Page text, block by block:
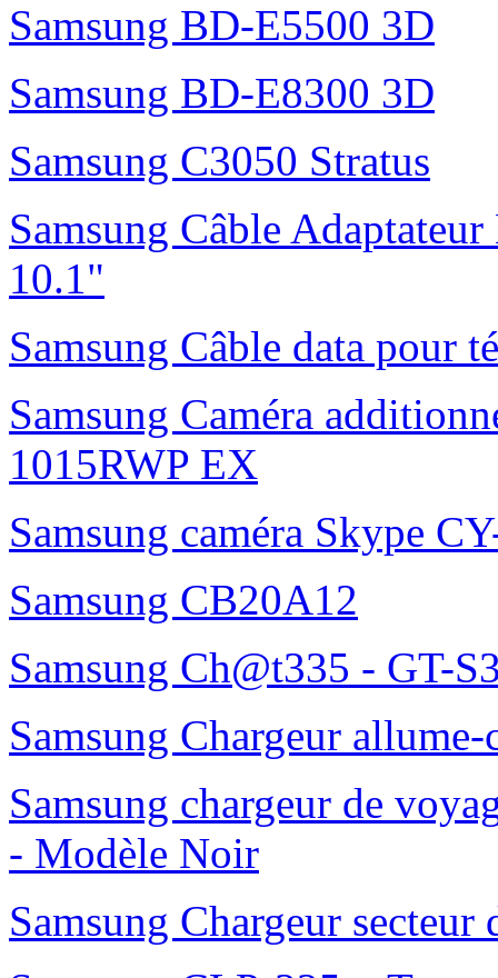
Samsung BD-E5500 3D
Samsung BD-E8300 3D
Samsung C3050 Stratus
Samsung Câble
10.1"
Samsung Câble data pour
Samsung Caméra
1015RWP EX
Samsung caméra Skype
Samsung CB20A12
Samsung Ch@t335 - GT-
Samsung Chargeur
Samsung chargeur de
- Modèle Noir
Samsung Chargeur